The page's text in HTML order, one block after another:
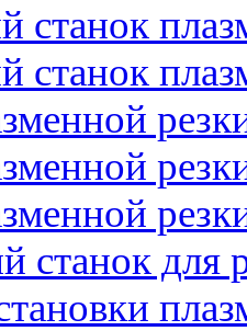
станок
станок
станок для